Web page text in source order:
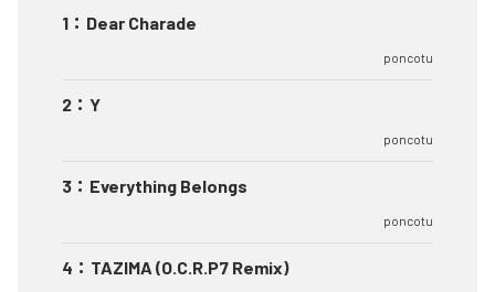
1 ： Dear Charade
poncotu
2 ： Y
poncotu
3 ： Everything Belongs
poncotu
4 ： TAZIMA (O.C.R.P7 Remix)